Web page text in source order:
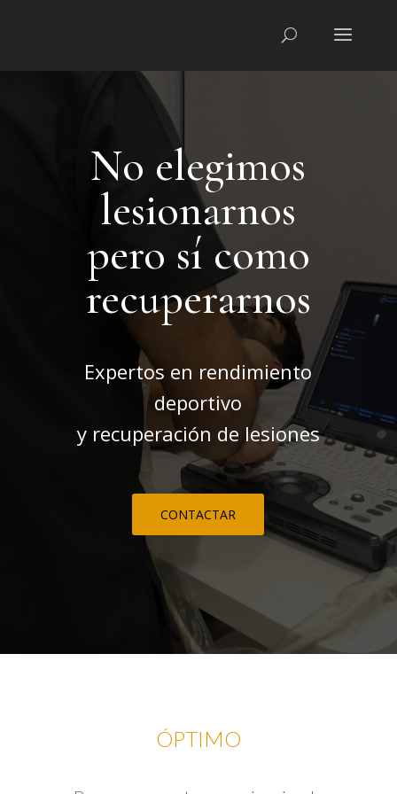
No elegimos
lesionarnos
pero sí como
recuperarnos
Expertos en rendimiento
deportivo
y recuperación de lesiones
CONTACTAR
ÓPTIMO